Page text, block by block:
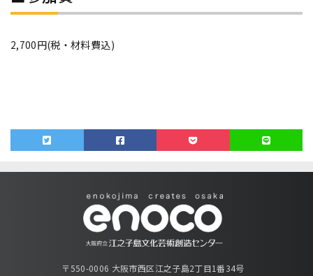
2,700円(税・材料費込)
〒550-0006 大阪市西区江之子島2丁目1番34号